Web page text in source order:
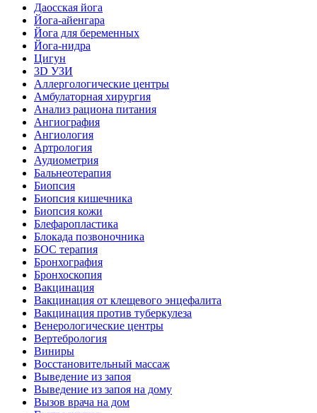
Даосская йога
Йога-айенгара
Йога для беременных
Йога-нидра
Цигун
3D УЗИ
Аллергологические центры
Амбулаторная хирургия
Анализ рациона питания
Ангиография
Ангиология
Артрология
Аудиометрия
Бальнеотерапия
Биопсия
Биопсия кишечника
Биопсия кожи
Блефаропластика
Блокада позвоночника
БОС терапия
Бронхография
Бронхоскопия
Вакцинация
Вакцинация от клещевого энцефалита
Вакцинация против туберкулеза
Венерологические центры
Вертебрология
Виниры
Восстановительный массаж
Выведение из запоя
Выведение из запоя на дому
Вызов врача на дом